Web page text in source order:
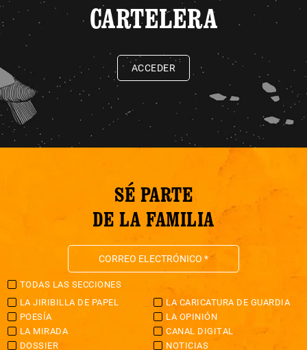
CARTELERA
ACCEDER
SÉ PARTE
DE LA FAMILIA
TODAS LAS SECCIONES
LA JIRIBILLA DE PAPEL
LA CARICATURA DE GUARDIA
POESÍA
LA OPINIÓN
LA MIRADA
CANAL DIGITAL
DOSSIER
NOTICIAS